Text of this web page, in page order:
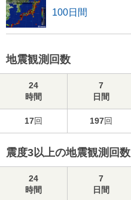
100日間
地震観測回数
24
時間
7
日間
17回 197回
震度3以上の地震観測回数
24
時間
7
日間